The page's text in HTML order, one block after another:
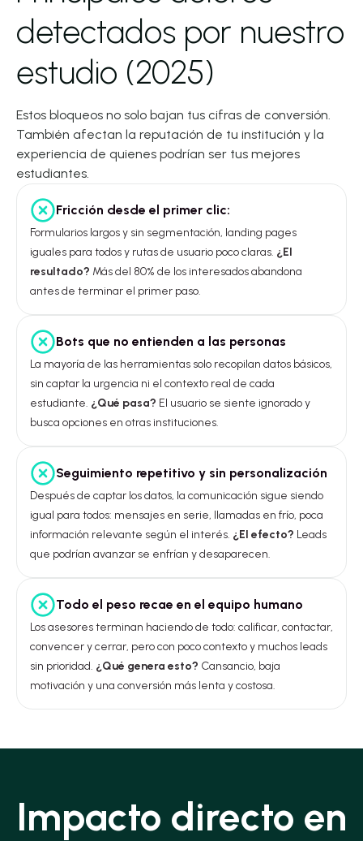
detectados por nuestro
estudio (2025)
Estos bloqueos no solo bajan tus cifras de conversión.
También afectan la reputación de tu institución y la
experiencia de quienes podrían ser tus mejores
estudiantes.
Fricción desde el primer clic:
Formularios largos y sin segmentación, landing pages
iguales para todos y rutas de usuario poco claras. ¿El
resultado? Más del 80% de los interesados abandona
antes de terminar el primer paso.
Bots que no entienden a las personas
La mayoría de las herramientas solo recopilan datos básicos,
sin captar la urgencia ni el contexto real de cada
estudiante. ¿Qué pasa? El usuario se siente ignorado y
busca opciones en otras instituciones.
Seguimiento repetitivo y sin personalización
Después de captar los datos, la comunicación sigue siendo
igual para todos: mensajes en serie, llamadas en frío, poca
información relevante según el interés. ¿El efecto? Leads
que podrían avanzar se enfrían y desaparecen.
Todo el peso recae en el equipo humano
Los asesores terminan haciendo de todo: calificar, contactar,
convencer y cerrar, pero con poco contexto y muchos leads
sin prioridad. ¿Qué genera esto? Cansancio, baja
motivación y una conversión más lenta y costosa.
Impacto directo en